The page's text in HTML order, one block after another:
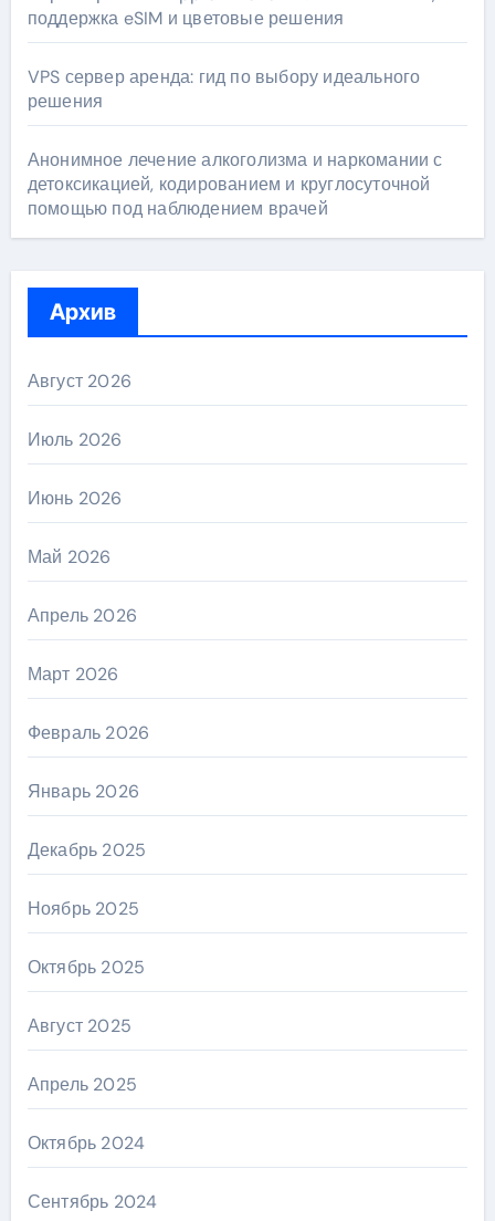
поддержка eSIM и цветовые решения
VPS сервер аренда: гид по выбору идеального
решения
Анонимное лечение алкоголизма и наркомании с
детоксикацией, кодированием и круглосуточной
помощью под наблюдением врачей
Архив
Август 2026
Июль 2026
Июнь 2026
Май 2026
Апрель 2026
Март 2026
Февраль 2026
Январь 2026
Декабрь 2025
Ноябрь 2025
Октябрь 2025
Август 2025
Апрель 2025
Октябрь 2024
Сентябрь 2024